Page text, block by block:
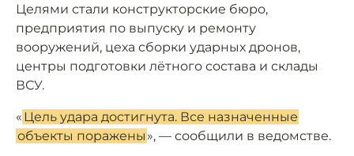
Целями стали конструкторские бюро,
предприятия по выпуску и ремонту
вооружений, цеха сборки ударных дронов,
центры подготовки лётного состава и склады
ВСУ.
« Цель удара достигнута. Все назначенные
объекты поражены », — сообщили в ведомстве.